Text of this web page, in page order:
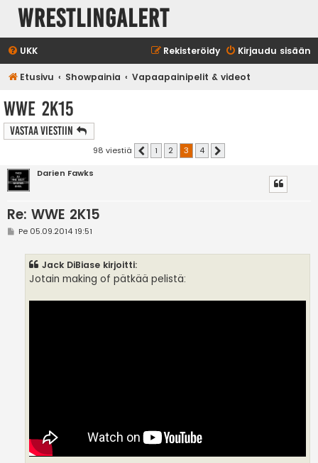
WrestlingAlert
UKK Kirjaudu sisään
Rekisteröidy
Etusivu Showpainia Vapaapainipelit & videot
WWE 2K15
Vastaa Viestiin
98 viestiä Edellinen
1 2 3 4
Darien Fawks
Re: WWE 2K15
VPe 05.09.2014 19:51
Jack DiBiase kirjoitti:
Jotain making of pätkää pelistä: